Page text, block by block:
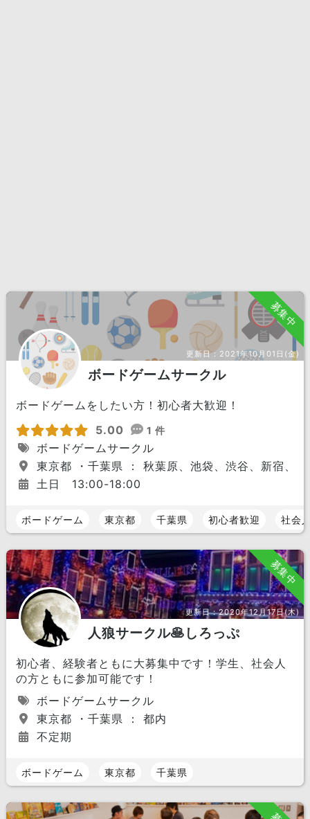
募集中
更新日： 2021年10月01日(金)
ボードゲームサークル
ボードゲームをしたい方！初心者大歓迎！
5.00
1 件
ボードゲームサークル
東京都 ・千葉県 ： 秋葉原、池袋、渋谷、新宿、
土日 13:00-18:00
ボードゲーム 東京都 千葉県 初心者歓迎 社会
募集中
更新日：2020年12月17日(木)
人狼サークル🥞しろっぷ
初心者、経験者ともに大募集中です！学生、社会人
の方ともに参加可能です！
ボードゲームサークル
東京都 ・千葉県 ： 都内
不定期
ボードゲーム 東京都 千葉県